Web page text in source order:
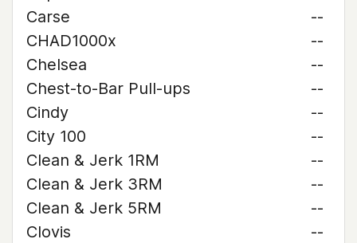
Carse
--
CHAD1000x
--
Chelsea
--
Chest-to-Bar Pull-ups
--
Cindy
--
City 100
--
Clean & Jerk 1RM
--
Clean & Jerk 3RM
--
Clean & Jerk 5RM
--
Clovis
--